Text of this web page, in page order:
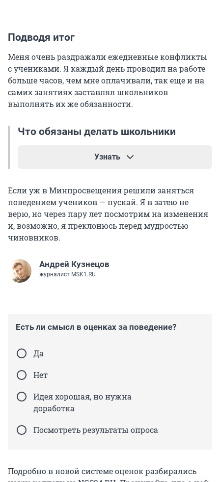
Подводя итог
Меня очень раздражали ежедневные конфликты
с учениками. Я каждый день проводил на работе
больше часов, чем мне оплачивали, так еще и на
самих занятиях заставлял школьников
выполнять их же обязанности.
Что обязаны делать школьники
Узнать
среди прочего обязаны:
добросовестно осваивать программу;
выполнять требования устава школы и
уважать честь и достоинство других
обучающихся и работников школы;
отчислять подростков (старше 15 лет), но это
исключительные случаи, образовательные
учреждения редко идут на такое.
Если уж в Минпросвещения решили заняться
поведением учеников — пускай. Я в затею не
верю, но через пару лет посмотрим на изменения
и, возможно, я преклонюсь перед мудростью
чиновников.
Андрей Кузнецов
журналист MSK1.RU
Есть ли смысл в оценках за поведение?
Да
Нет
Идея хорошая, но нужна
доработка
Посмотреть результаты опроса
Подробно в новой системе оценок разбирались